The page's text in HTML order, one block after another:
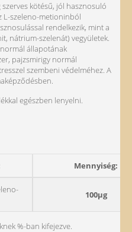
szerves kötésű, jól hasznosuló
L-szeleno-metioninból
rendelkezik, mint a
nátrium-szelenát) vegyületek.
állapotának
pajzsmirigy normál
szembeni védelméhez. A
egészben lenyelni.
Mennyiség:
100µg
%-ban kifejezve.